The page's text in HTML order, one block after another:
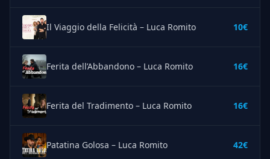
Il Viaggio della Felicità – Luca Romito 10€
Ferita dell’Abbandono – Luca Romito 16€
Ferita del Tradimento – Luca Romito 16€
Patatina Golosa – Luca Romito 42€